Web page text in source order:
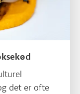
det er ofte